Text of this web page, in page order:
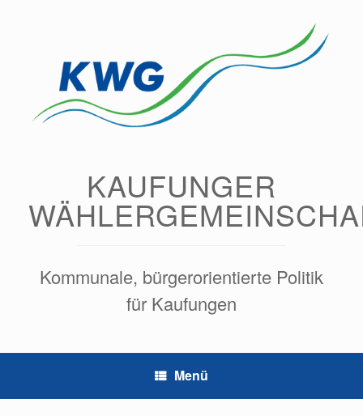
KAUFUNGER
Kommunale, bürgerorientierte Politik
für Kaufungen
Menü